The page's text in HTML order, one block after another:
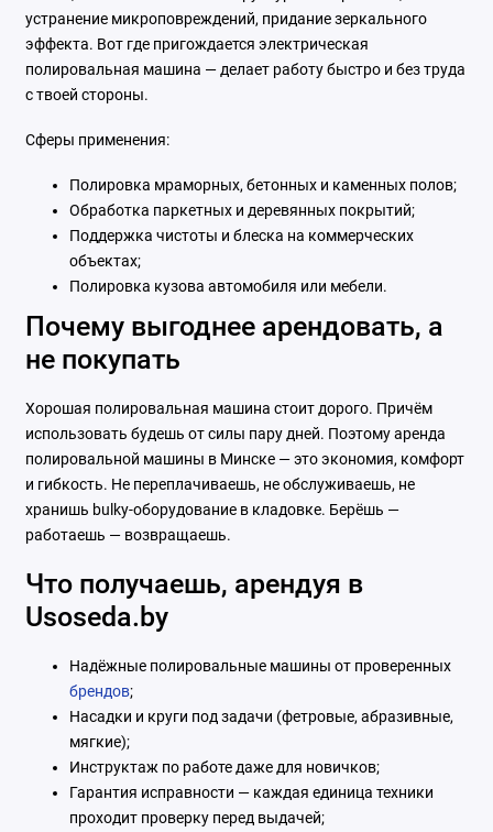
устранение микроповреждений, придание зеркального
эффекта. Вот где пригождается электрическая
полировальная машина — делает работу быстро и без труда
с твоей стороны.
Сферы применения:
Полировка мраморных, бетонных и каменных полов;
Обработка паркетных и деревянных покрытий;
Поддержка чистоты и блеска на коммерческих
объектах;
Полировка кузова автомобиля или мебели.
Почему выгоднее арендовать, а
не покупать
Хорошая полировальная машина стоит дорого. Причём
использовать будешь от силы пару дней. Поэтому аренда
полировальной машины в Минске — это экономия, комфорт
и гибкость. Не переплачиваешь, не обслуживаешь, не
хранишь bulky-оборудование в кладовке. Берёшь —
работаешь — возвращаешь.
Что получаешь, арендуя в
Usoseda.by
Надёжные полировальные машины от проверенных
брендов;
Насадки и круги под задачи (фетровые, абразивные,
мягкие);
Инструктаж по работе даже для новичков;
Гарантия исправности — каждая единица техники
проходит проверку перед выдачей;